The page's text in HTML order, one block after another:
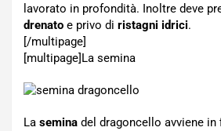
lavorato in profondità. Inoltre deve
drenato e privo di ristagni idrici.
[/multipage]
[multipage]La semina
La semina del dragoncello avviene in